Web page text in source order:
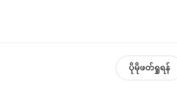
ပိုမိုဖတ်ရှုရန်